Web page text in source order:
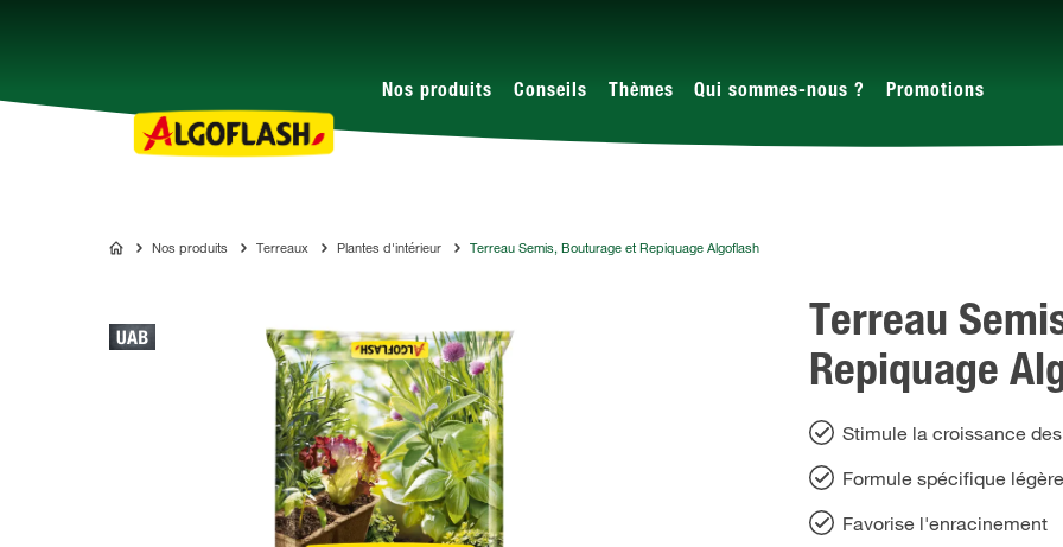
Nos produits Conseils Thèmes Qui sommes-nous ? Promotions
ALGOFLASHNos produits Terreaux Plantes d'intérieur Terreau Semis, Bouturage et Repiquage Algoflash
Terreau
Repiquage
Stimule la croissance
Formule spécifique
Favorise l'enracinement